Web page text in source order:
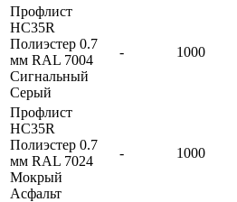
Профлист
HC35R
Полиэстер 0.7
мм RAL 7004
Сигнальный
Серый
- 1000
Профлист
HC35R
Полиэстер 0.7
мм RAL 7024
Мокрый
Асфальт
- 1000